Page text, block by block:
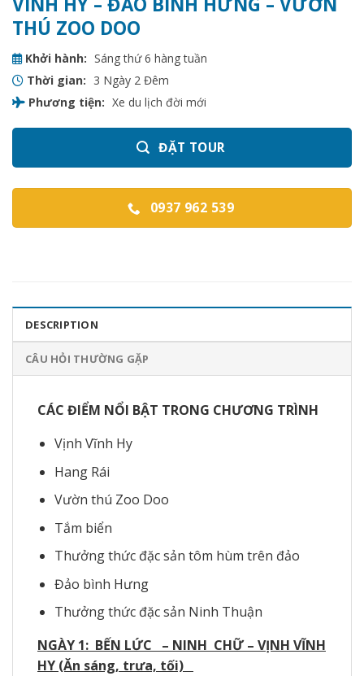
THÚ ZOO DOO
Khởi hành: Sáng thứ 6 hàng tuần
Thời gian: 3 Ngày 2 Đêm
Phương tiện: Xe du lịch đời mới
ĐẶT TOUR
0937 962 539
DESCRIPTION
CÂU HỎI THƯỜNG GẶP
CÁC ĐIỂM NỔI BẬT TRONG CHƯƠNG TRÌNH
Vịnh Vĩnh Hy
Hang Rái
Vườn thú Zoo Doo
Tắm biển
Thưởng thức đặc sản tôm hùm trên đảo
Đảo bình Hưng
Thưởng thức đặc sản Ninh Thuận
NGÀY 1: BẾN LỨC – NINH CHỮ – VỊNH VĨNH
HY (Ăn sáng, trưa, tối)